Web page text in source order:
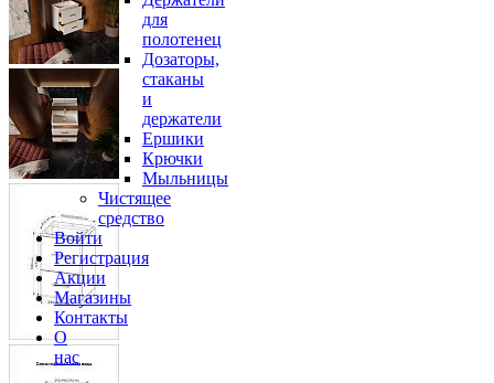
для
полотенец
Дозаторы,
стаканы
и
держатели
Ершики
Крючки
Мыльницы
Чистящее
средство
Войти
Регистрация
Акции
Магазины
Контакты
О
нас